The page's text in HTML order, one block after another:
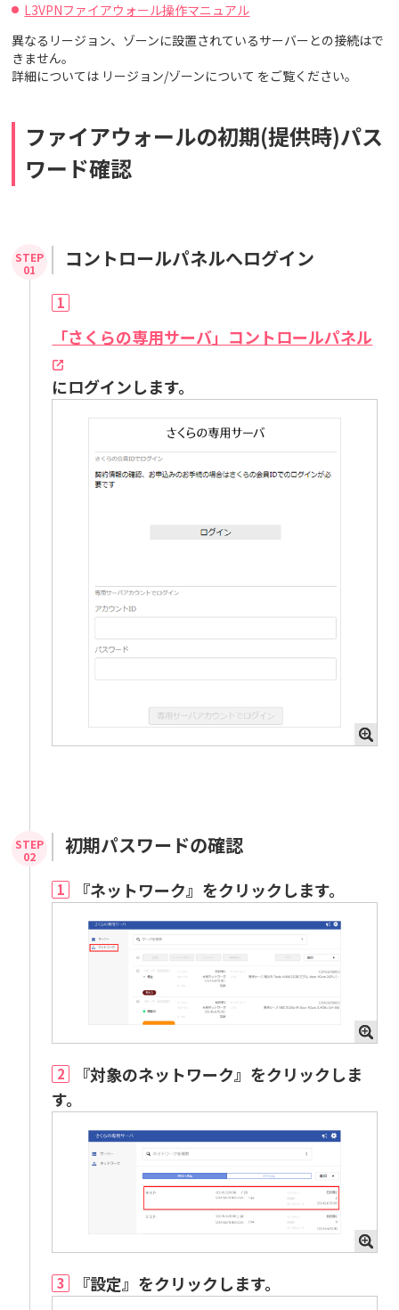
L3VPNファイアウォール操作マニュアル
異なるリージョン、ゾーンに設置されているサーバーとの接続はで
きません。
詳細については リージョン/ゾーンについて をご覧ください。
ファイアウォールの初期(提供時)パス
ワード確認
コントロールパネルへログイン
1
「さくらの専用サーバ」コントロールパネル
にログインします。
初期パスワードの確認
1 『ネットワーク』をクリックします。
2
『対象のネットワーク』をクリックしま
す。
3 『設定』をクリックします。